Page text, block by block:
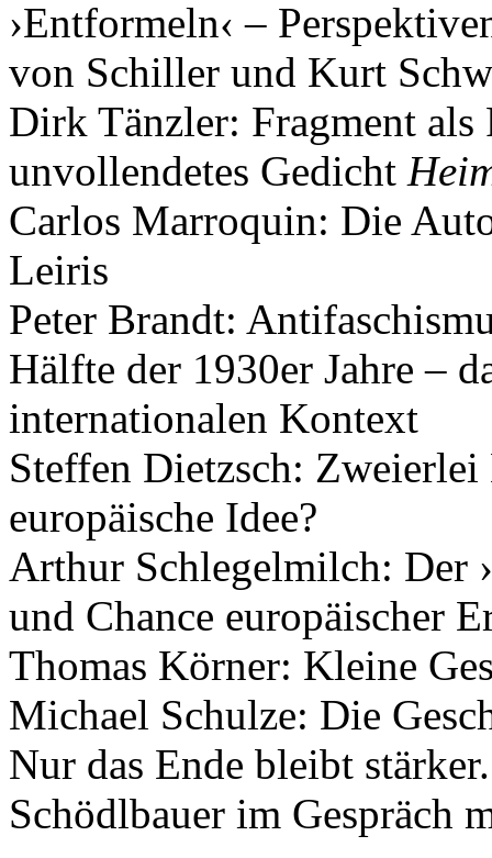
›Entformeln‹ –
von Schiller und Kurt
Dirk Tänzler: Fragment
unvollendetes Gedicht
Carlos Marroquin: Die
Leiris
Peter Brandt:
Hälfte der 1930er Jahre –
internationalen Kontext
Steffen Dietzsch:
europäische Idee?
Arthur Schlegelmilch: Der
und Chance europäischer
Thomas Körner: Kleine
Michael Schulze: Die
Nur das Ende bleibt
Schödlbauer im Gespräch